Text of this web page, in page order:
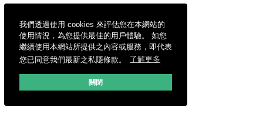
我們透過使用 cookies 來評估您在本網站的
使用情況，為您提供最佳的用戶體驗。 如您
繼續使用本網站所提供之內容或服務，即代表
您已同意我們最新之私隱條款。
了解更多
關閉